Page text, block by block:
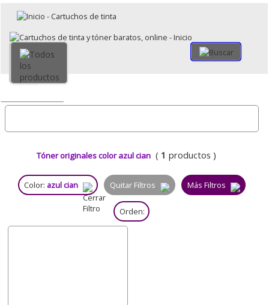
Volver
Tóner originales color azul cian ( 1 productos )
Color: azul cian Quitar Filtros Más Filtros
Orden: